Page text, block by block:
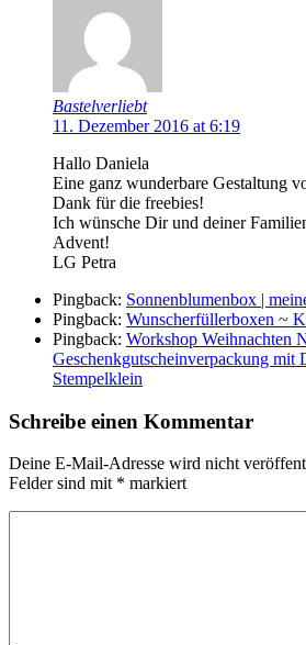
Bastelverliebt
11. Dezember 2016 at 6:19
Hallo Daniela
Eine ganz wunderbare Gestaltung
Dank für die freebies!
Ich wünsche Dir und deiner
Advent!
LG Petra
Pingback: Sonnenblumenbox |
Pingback: Wunscherfüllerboxen ~
Pingback: Workshop Weihnachten
Geschenkgutscheinverpackung mit
Stempelklein
Schreibe einen Kommentar
Deine E-Mail-Adresse wird nicht
Felder sind mit * markiert